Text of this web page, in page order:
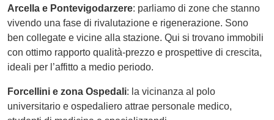
Arcella e Pontevigodarzere: parliamo di zone che stanno
vivendo una fase di rivalutazione e rigenerazione. Sono
ben collegate e vicine alla stazione. Qui si trovano immobili
con ottimo rapporto qualità-prezzo e prospettive di crescita,
ideali per l’affitto a medio periodo.
Forcellini e zona Ospedali: la vicinanza al polo
universitario e ospedaliero attrae personale medico,